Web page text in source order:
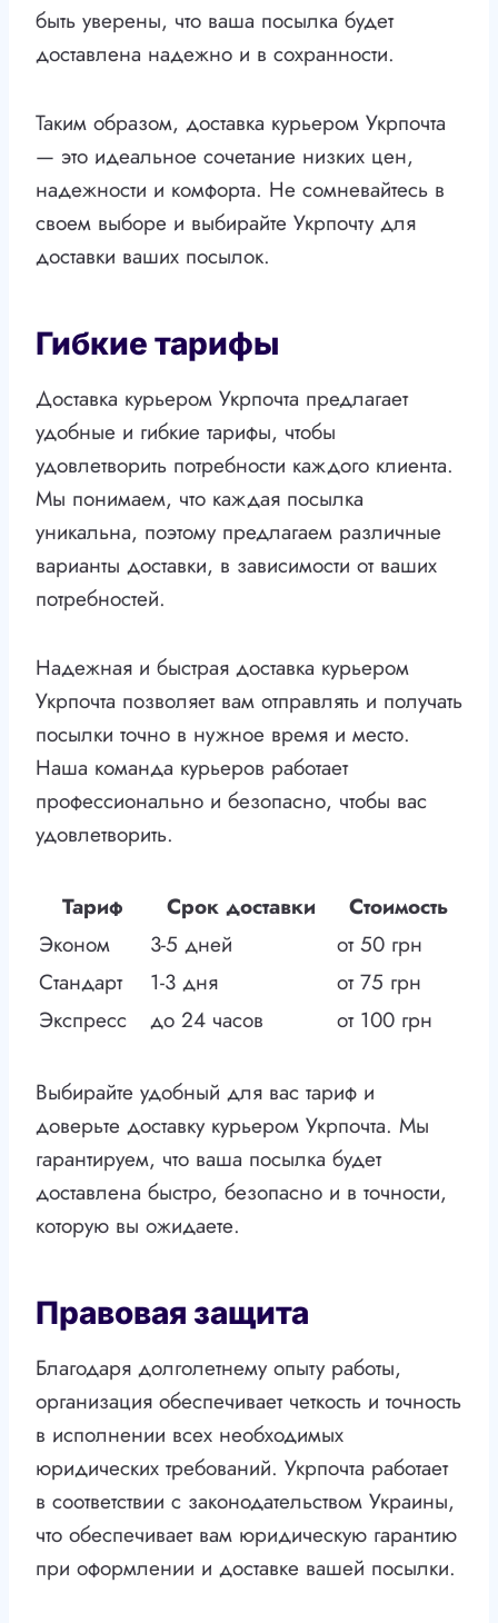
быть уверены, что ваша посылка будет
доставлена надежно и в сохранности.
Таким образом, доставка курьером Укрпочта
— это идеальное сочетание низких цен,
надежности и комфорта. Не сомневайтесь в
своем выборе и выбирайте Укрпочту для
доставки ваших посылок.
Гибкие тарифы
Доставка курьером Укрпочта предлагает
удобные и гибкие тарифы, чтобы
удовлетворить потребности каждого клиента.
Мы понимаем, что каждая посылка
уникальна, поэтому предлагаем различные
варианты доставки, в зависимости от ваших
потребностей.
Надежная и быстрая доставка курьером
Укрпочта позволяет вам отправлять и получать
посылки точно в нужное время и место.
Наша команда курьеров работает
профессионально и безопасно, чтобы вас
удовлетворить.
Тариф Срок доставки
Стоимость
Эконом
3-5 дней
от 50 грн
Стандарт
1-3 дня
от 75 грн
Экспресс
до 24 часов от 100 грн
Выбирайте удобный для вас тариф и
доверьте доставку курьером Укрпочта. Мы
гарантируем, что ваша посылка будет
доставлена быстро, безопасно и в точности,
которую вы ожидаете.
Правовая защита
Благодаря долголетнему опыту работы,
организация обеспечивает четкость и точность
в исполнении всех необходимых
юридических требований. Укрпочта работает
в соответствии с законодательством Украины,
что обеспечивает вам юридическую гарантию
при оформлении и доставке вашей посылки.